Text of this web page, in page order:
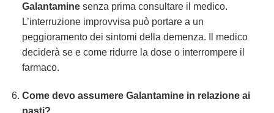
Galantaminesenza prima consultare il medico.
L’interruzione improvvisa può portare a un
peggioramento dei sintomi della demenza. Il medico
deciderà se e come ridurre la dose o interrompere il
farmaco.
Come devo assumere Galantaminein relazione ai
pasti?